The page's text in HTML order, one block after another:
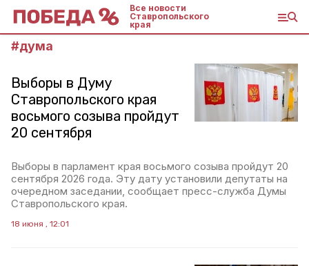
Все новости
Ставропольского
края
#дума
Выборы в Думу
Ставропольского края
восьмого созыва пройдут
20 сентября
Выборы в парламент края восьмого созыва пройдут 20
сентября 2026 года. Эту дату установили депутаты на
очередном заседании, сообщает пресс-служба Думы
Ставропольского края.
18 июня , 12:01